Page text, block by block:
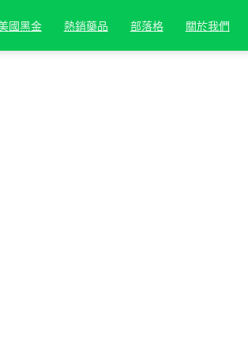
國黑金 熱銷藥品 部落格 關於我們